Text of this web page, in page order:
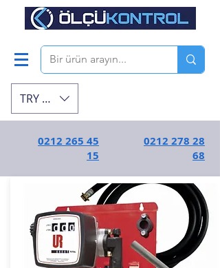
TRY (₺)
0212 265 45
15
0212 278 28
68